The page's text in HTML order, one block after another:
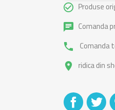
check_circle_outline Produse
chat Comanda
phone Comanda
place ridica din
Distribuiti